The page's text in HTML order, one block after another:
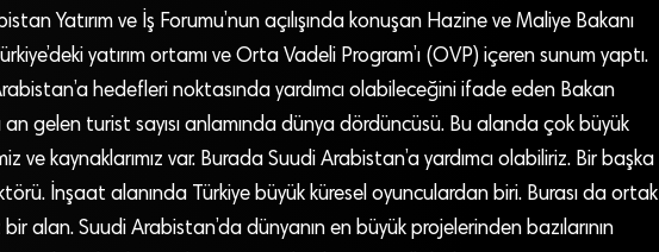
Yatırım ve İş Forumu’nun açılışında konuşan Hazine ve Maliye Bakanı
yatırım ortamı ve Orta Vadeli Program’ı (OVP) içeren sunum yaptı.
hedefleri noktasında yardımcı olabileceğini ifade eden Bakan
an gelen turist sayısı anlamında dünya dördüncüsü. Bu alanda çok büyük
ve kaynaklarımız var. Burada Suudi Arabistan’a yardımcı olabiliriz. Bir başka
İnşaat alanında Türkiye büyük küresel oyunculardan biri. Burası da ortak
alan. Suudi Arabistan’da dünyanın en büyük projelerinden bazılarının